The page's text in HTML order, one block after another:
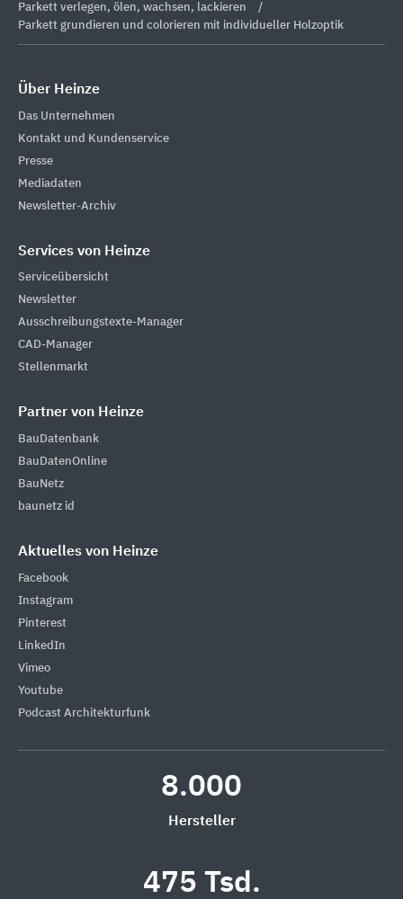
Parkett verlegen, ölen, wachsen, lackieren
Parkett grundieren und colorieren mit individueller Holzoptik
Über Heinze
Das Unternehmen
Kontakt und Kundenservice
Presse
Mediadaten
Newsletter-Archiv
Services von Heinze
Serviceübersicht
Newsletter
Ausschreibungstexte-Manager
CAD-Manager
Stellenmarkt
Partner von Heinze
BauDatenbank
BauDatenOnline
BauNetz
baunetz id
Aktuelles von Heinze
Facebook
Instagram
Pinterest
LinkedIn
Vimeo
Youtube
Podcast Architekturfunk
8.000
Hersteller
475 Tsd.